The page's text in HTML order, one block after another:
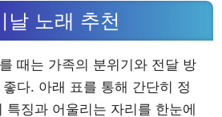
날 노래 추천
때는 가족의 분위기와 전달 방
다. 아래 표를 통해 간단히 정
특징과 어울리는 자리를 한눈에